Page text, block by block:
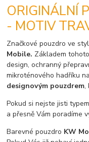
ORIGINÁLNÍ
- MOTIV
Značkové pouzdro ve
Mobile. Základem
design, ochranný
mikroténového hadříku
designovým pouzdrem,
Pokud si nejste jisti
a přesně Vám poradíme
Barevné pouzdro KW